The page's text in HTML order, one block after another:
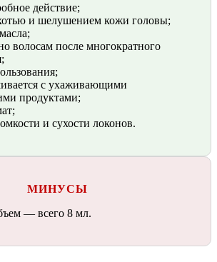
действие;
и шелушением кожи головы;
волосам после многократного
с ухаживающими
продуктами;
и сухости локонов.
МИНУСЫ
— всего 8 мл.